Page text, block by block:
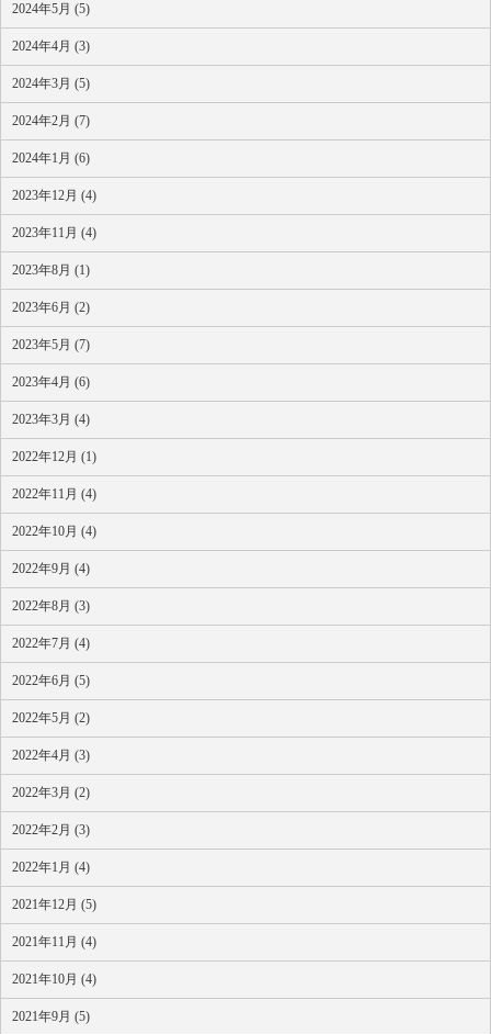
2024年5月 (5)
2024年4月 (3)
2024年3月 (5)
2024年2月 (7)
2024年1月 (6)
2023年12月 (4)
2023年11月 (4)
2023年8月 (1)
2023年6月 (2)
2023年5月 (7)
2023年4月 (6)
2023年3月 (4)
2022年12月 (1)
2022年11月 (4)
2022年10月 (4)
2022年9月 (4)
2022年8月 (3)
2022年7月 (4)
2022年6月 (5)
2022年5月 (2)
2022年4月 (3)
2022年3月 (2)
2022年2月 (3)
2022年1月 (4)
2021年12月 (5)
2021年11月 (4)
2021年10月 (4)
2021年9月 (5)